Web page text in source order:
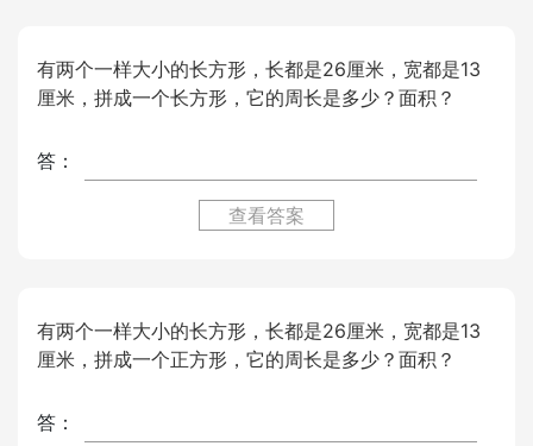
有两个一样大小的长方形，长都是26厘米，宽都是13
厘米，拼成一个长方形，它的周长是多少？面积？
答：
查看答案
有两个一样大小的长方形，长都是26厘米，宽都是13
厘米，拼成一个正方形，它的周长是多少？面积？
答：